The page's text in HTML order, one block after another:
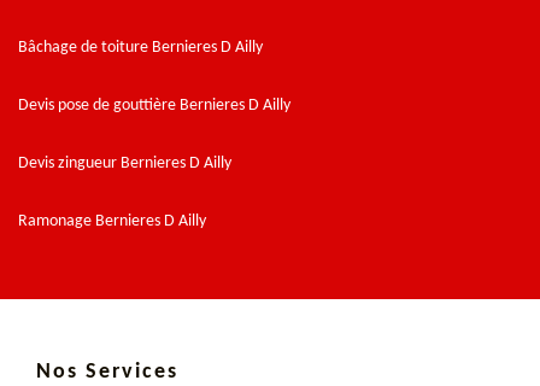
Bâchage de toiture Bernieres D Ailly
Devis pose de gouttière Bernieres D Ailly
Devis zingueur Bernieres D Ailly
Ramonage Bernieres D Ailly
Nos Services